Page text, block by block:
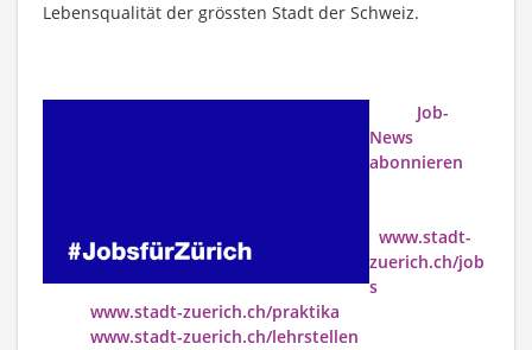
Lebensqualität der grössten Stadt der Schweiz.
Job-
News
abonnieren
www.stadt-
zuerich.ch/job
s
www.stadt-zuerich.ch/praktika
www.stadt-zuerich.ch/lehrstellen